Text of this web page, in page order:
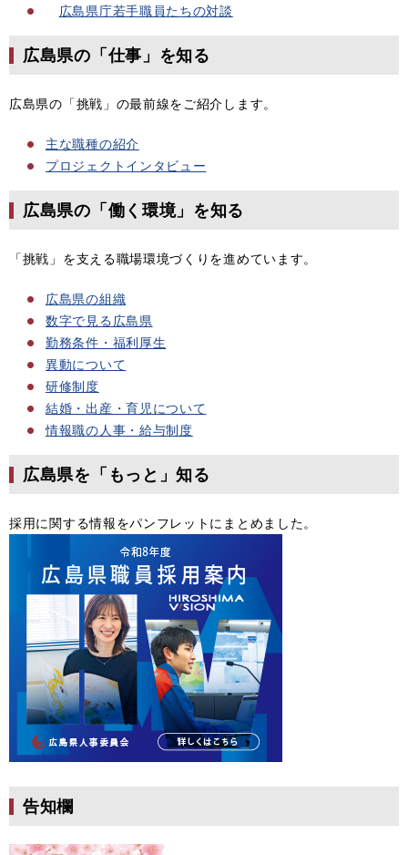
広島県庁若手職員たちの対談
広島県の「仕事」を知る
広島県の「挑戦」の最前線をご紹介します。
主な職種の紹介
プロジェクトインタビュー
広島県の「働く環境」を知る
「挑戦」を支える職場環境づくりを進めています。
広島県の組織
数字で見る広島県
勤務条件・福利厚生
異動について
研修制度
結婚・出産・育児について
情報職の人事・給与制度
広島県を「もっと」知る
採用に関する情報をパンフレットにまとめました。
告知欄